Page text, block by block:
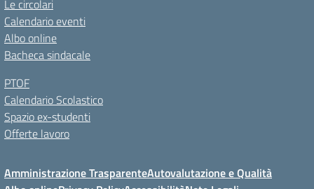
Le circolari
Calendario eventi
Albo online
Bacheca sindacale
PTOF
Calendario Scolastico
Spazio ex-studenti
Offerte lavoro
Amministrazione TrasparenteAutovalutazione e Qualità